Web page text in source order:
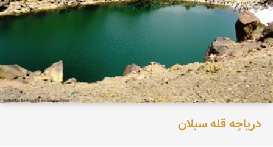
دریاچه قله سبلان